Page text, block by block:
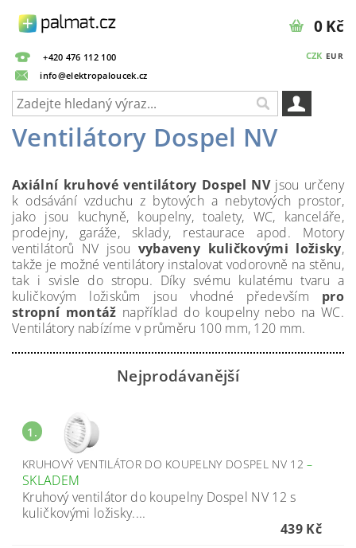
+420 476 112 100
info@elektropaloucek.cz
CZK EUR
0 Kč
Ventilátory Dospel NV
Axiální kruhové ventilátory Dospel NVjsou určeny
k odsávání vzduchu z bytových a nebytových prostor,
jako jsou kuchyně, koupelny, toalety, WC, kanceláře,
prodejny, garáže, sklady, restaurace apod. Motory
ventilátorů NV jsou vybaveny kuličkovými ložisky,
takže je možné ventilátory instalovat vodorovně na stěnu,
tak i svisle do stropu. Díky svému kulatému tvaru a
kuličkovým ložiskům jsou vhodné především pro
stropní montáž například do koupelny nebo na WC.
Ventilátory nabízíme v průměru 100 mm, 120 mm.
Nejprodávanější
1.
KRUHOVÝ VENTILÁTOR DO KOUPELNY DOSPEL NV 12–
SKLADEM
Kruhový ventilátor do koupelny Dospel NV 12 s
kuličkovými ložisky....
439 Kč